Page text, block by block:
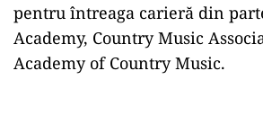
pentru întreaga carieră din
Academy, Country Music
Academy of Country Music.